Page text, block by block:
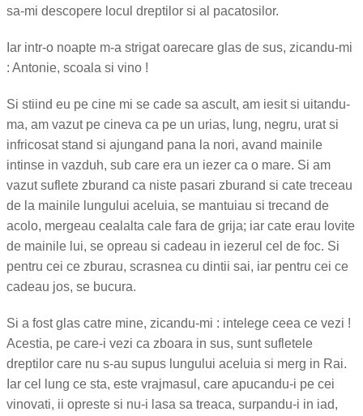
sa-mi descopere locul dreptilor si al pacatosilor.
Iar intr-o noapte m-a strigat oarecare glas de sus, zicandu-mi
: Antonie, scoala si vino !
Si stiind eu pe cine mi se cade sa ascult, am iesit si uitandu-
ma, am vazut pe cineva ca pe un urias, lung, negru, urat si
infricosat stand si ajungand pana la nori, avand mainile
intinse in vazduh, sub care era un iezer ca o mare. Si am
vazut suflete zburand ca niste pasari zburand si cate treceau
de la mainile lungului aceluia, se mantuiau si trecand de
acolo, mergeau cealalta cale fara de grija; iar cate erau lovite
de mainile lui, se opreau si cadeau in iezerul cel de foc. Si
pentru cei ce zburau, scrasnea cu dintii sai, iar pentru cei ce
cadeau jos, se bucura.
Si a fost glas catre mine, zicandu-mi : intelege ceea ce vezi !
Acestia, pe care-i vezi ca zboara in sus, sunt sufletele
dreptilor care nu s-au supus lungului aceluia si merg in Rai.
Iar cel lung ce sta, este vrajmasul, care apucandu-i pe cei
vinovati, ii opreste si nu-i lasa sa treaca, surpandu-i in iad,